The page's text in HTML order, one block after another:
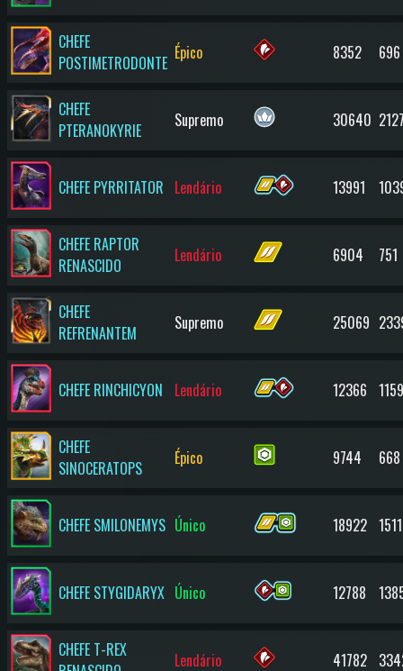
CHEFE
POSTIMETRODONTE Épico 8352 696
CHEFE
PTERANOKYRIE
Supremo 30640
CHEFE PYRRITATOR Lendário 13991
CHEFE RAPTOR
RENASCIDO
Lendário 6904 751
CHEFE
REFRENANTEM
Supremo 25069
CHEFE RINCHICYON Lendário 12366 1159
CHEFE
SINOCERATOPS
Épico 9744 668
CHEFE SMILONEMYS Único 18922 1511
CHEFE STYGIDARYX Único 12788
CHEFE T-REX
Lendário 41782